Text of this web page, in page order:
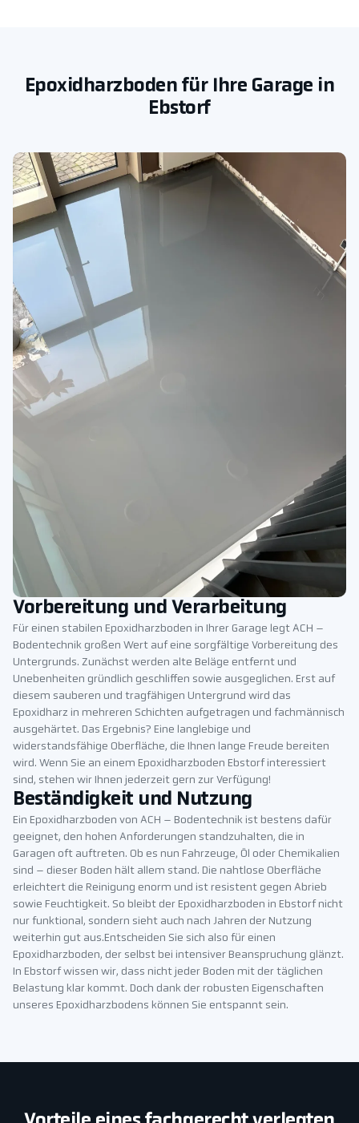
Epoxidharzboden für Ihre Garage in
Ebstorf
Vorbereitung und Verarbeitung
Für einen stabilen Epoxidharzboden in Ihrer Garage legt ACH –
Bodentechnik großen Wert auf eine sorgfältige Vorbereitung des
Untergrunds. Zunächst werden alte Beläge entfernt und
Unebenheiten gründlich geschliffen sowie ausgeglichen. Erst auf
diesem sauberen und tragfähigen Untergrund wird das
Epoxidharz in mehreren Schichten aufgetragen und fachmännisch
ausgehärtet. Das Ergebnis? Eine langlebige und
widerstandsfähige Oberfläche, die Ihnen lange Freude bereiten
wird. Wenn Sie an einem Epoxidharzboden Ebstorf interessiert
sind, stehen wir Ihnen jederzeit gern zur Verfügung!
Beständigkeit und Nutzung
Ein Epoxidharzboden von ACH – Bodentechnik ist bestens dafür
geeignet, den hohen Anforderungen standzuhalten, die in
Garagen oft auftreten. Ob es nun Fahrzeuge, Öl oder Chemikalien
sind – dieser Boden hält allem stand. Die nahtlose Oberfläche
erleichtert die Reinigung enorm und ist resistent gegen Abrieb
sowie Feuchtigkeit. So bleibt der Epoxidharzboden in Ebstorf nicht
nur funktional, sondern sieht auch nach Jahren der Nutzung
weiterhin gut aus.Entscheiden Sie sich also für einen
Epoxidharzboden, der selbst bei intensiver Beanspruchung glänzt.
In Ebstorf wissen wir, dass nicht jeder Boden mit der täglichen
Belastung klar kommt. Doch dank der robusten Eigenschaften
unseres Epoxidharzbodens können Sie entspannt sein.